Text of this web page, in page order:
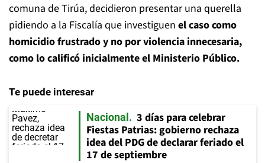
comuna de Tirúa, decidieron presentar una querella
pidiendo a la Fiscalía que investiguen el caso como
homicidio frustrado y no por violencia innecesaria,
como lo calificó inicialmente el Ministerio Público.
Te puede interesar
Nacional
3 días para celebrar
Fiestas Patrias: gobierno rechaza
idea del PDG de declarar feriado el
17 de septiembre